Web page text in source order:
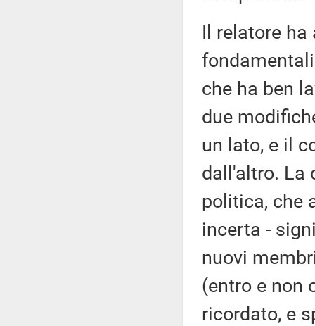
Il relatore
che ha ben
due
un lato, e il
dall'altro. La
politica, che
incerta -
nuovi
(entro e non
ricordato, e